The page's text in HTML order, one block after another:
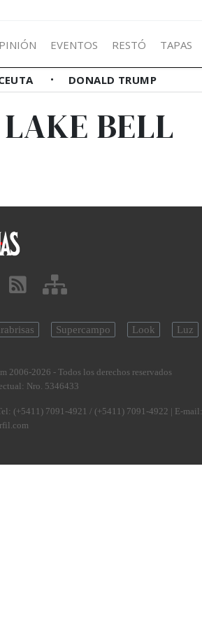
EVENTOS RESTÓ TAPAS
DONALD TRUMP
BELL
Supercampo Look Luz
2006-2026 - Todos los derechos reservados
Nro. 5346433
(+5411) 7091-4921 / (+5411) 7091-4922 | E-mail: